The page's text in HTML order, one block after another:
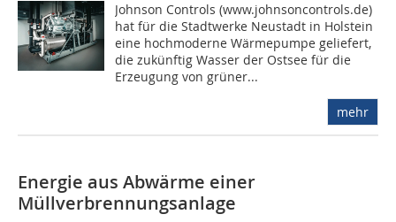
Johnson Controls (www.johnsoncontrols.de)
hat für die Stadtwerke Neustadt in Holstein
eine hochmoderne Wärmepumpe geliefert,
die zukünftig Wasser der Ostsee für die
Erzeugung von grüner...
mehr
Energie aus Abwärme einer
Müllverbrennungsanlage